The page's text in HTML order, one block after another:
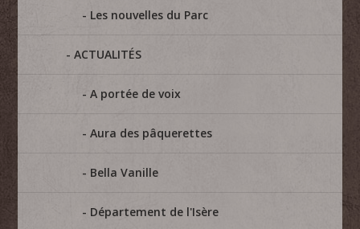
Les nouvelles du Parc
ACTUALITÉS
A portée de voix
Aura des pâquerettes
Bella Vanille
Département de l'Isère